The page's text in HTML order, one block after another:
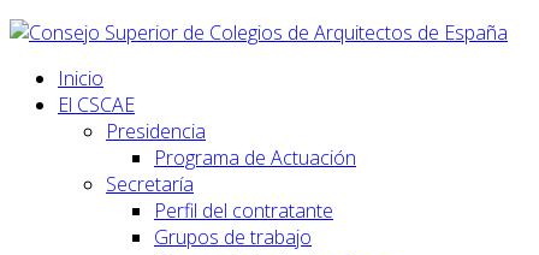
Inicio
El CSCAE
Presidencia
Programa de Actuación
Secretaría
Perfil del contratante
Grupos de trabajo